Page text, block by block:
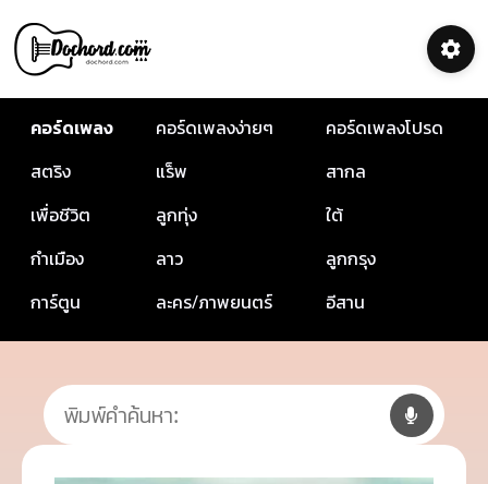
คอร์ดเพลง คอร์ดเพลงง่ายๆ
คอร์ดเพลงโปรด
สตริง
แร็พ
สากล
เพื่อชีวิต
ลูกทุ่ง
ใต้
กำเมือง
ลาว
ลูกกรุง
การ์ตูน
ละคร/ภาพยนตร์ อีสาน